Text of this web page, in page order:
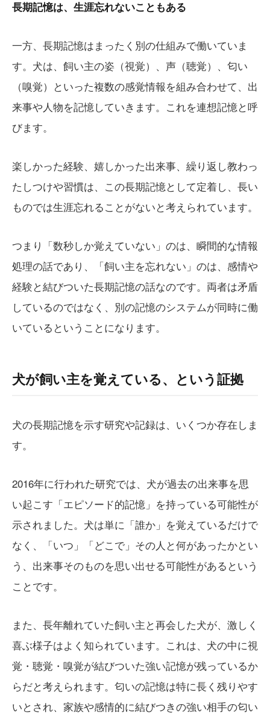
長期記憶は、生涯忘れないこともある
一方、長期記憶はまったく別の仕組みで働いていま
す。犬は、飼い主の姿（視覚）、声（聴覚）、匂い
（嗅覚）といった複数の感覚情報を組み合わせて、出
来事や人物を記憶していきます。これを連想記憶と呼
びます。
楽しかった経験、嬉しかった出来事、繰り返し教わっ
たしつけや習慣は、この長期記憶として定着し、長い
ものでは生涯忘れることがないと考えられています。
つまり「数秒しか覚えていない」のは、瞬間的な情報
処理の話であり、「飼い主を忘れない」のは、感情や
経験と結びついた長期記憶の話なのです。両者は矛盾
しているのではなく、別の記憶のシステムが同時に働
いているということになります。
犬が飼い主を覚えている、という証拠
犬の長期記憶を示す研究や記録は、いくつか存在しま
す。
2016年に行われた研究では、犬が過去の出来事を思
い起こす「エピソード的記憶」を持っている可能性が
示されました。犬は単に「誰か」を覚えているだけで
なく、「いつ」「どこで」その人と何があったかとい
う、出来事そのものを思い出せる可能性があるという
ことです。
また、長年離れていた飼い主と再会した犬が、激しく
喜ぶ様子はよく知られています。これは、犬の中に視
覚・聴覚・嗅覚が結びついた強い記憶が残っているか
らだと考えられます。匂いの記憶は特に長く残りやす
いとされ、家族や感情的に結びつきの強い相手の匂い